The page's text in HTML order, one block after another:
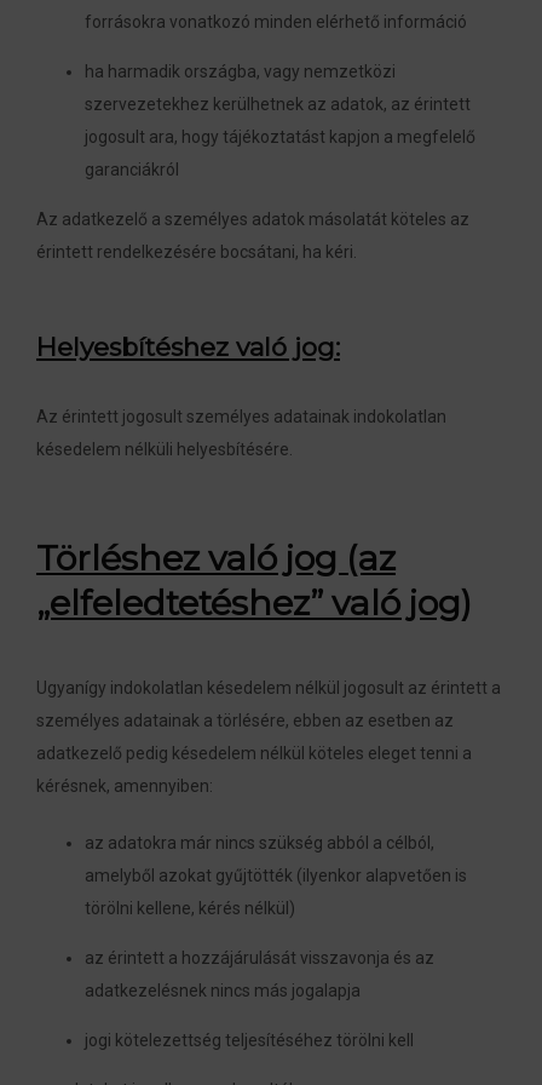
forrásokra vonatkozó minden elérhető információ
ha harmadik országba, vagy nemzetközi
szervezetekhez kerülhetnek az adatok, az érintett
jogosult ara, hogy tájékoztatást kapjon a megfelelő
garanciákról
Az adatkezelő a személyes adatok másolatát köteles az
érintett rendelkezésére bocsátani, ha kéri.
Helyesbítéshez való jog:
Az érintett jogosult személyes adatainak indokolatlan
késedelem nélküli helyesbítésére.
Törléshez való jog (az
„elfeledtetéshez” való jog)
Ugyanígy indokolatlan késedelem nélkül jogosult az érintett a
személyes adatainak a törlésére, ebben az esetben az
adatkezelő pedig késedelem nélkül köteles eleget tenni a
kérésnek, amennyiben:
az adatokra már nincs szükség abból a célból,
amelyből azokat gyűjtötték (ilyenkor alapvetően is
törölni kellene, kérés nélkül)
az érintett a hozzájárulását visszavonja és az
adatkezelésnek nincs más jogalapja
jogi kötelezettség teljesítéséhez törölni kell